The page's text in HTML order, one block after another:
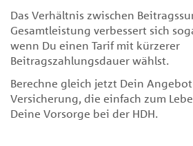
Das Verhältnis zwischen
Gesamtleistung verbessert sich
wenn Du einen Tarif mit kürzerer
Beitragszahlungsdauer wählst.
Berechne gleich jetzt Dein
Versicherung, die einfach zum
Deine Vorsorge bei der HDH.